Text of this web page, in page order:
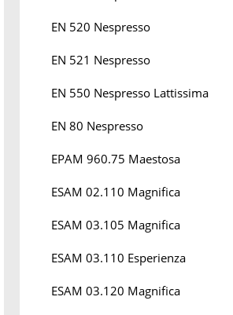
EN 520 Nespresso
EN 521 Nespresso
EN 550 Nespresso Lattissima
EN 80 Nespresso
EPAM 960.75 Maestosa
ESAM 02.110 Magnifica
ESAM 03.105 Magnifica
ESAM 03.110 Esperienza
ESAM 03.120 Magnifica